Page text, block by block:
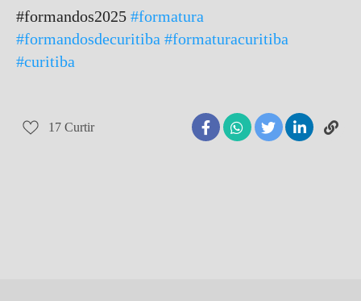
#formandos2025 #formatura
#formandosdecuritiba #formaturacuritiba
#curitiba
17 Curtir